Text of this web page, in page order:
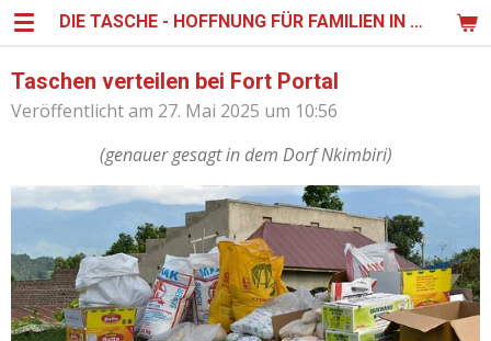
Zum
springen
DIE TASCHE - HOFFNUNG FÜR FAMILIEN IN UGANDA
Taschen verteilen bei Fort Portal
Veröffentlicht am 27. Mai 2025 um 10:56
(genauer gesagt in dem Dorf Nkimbiri)